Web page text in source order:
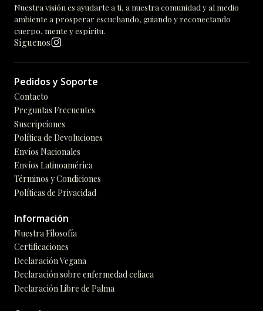
Nuestra visión es ayudarte a ti, a nuestra comunidad y al medio
ambiente a prosperar escuchando, guiando y reconectando
cuerpo, mente y espíritu.
Síguenos
Pedidos y Soporte
Contacto
Preguntas Frecuentes
Suscripciones
Política de Devoluciones
Envíos Nacionales
Envíos Latinoamérica
Términos y Condiciones
Políticas de Privacidad
Información
Nuestra Filosofía
Certificaciones
Declaración Vegana
Declaración sobre enfermedad celiaca
Declaración Libre de Palma